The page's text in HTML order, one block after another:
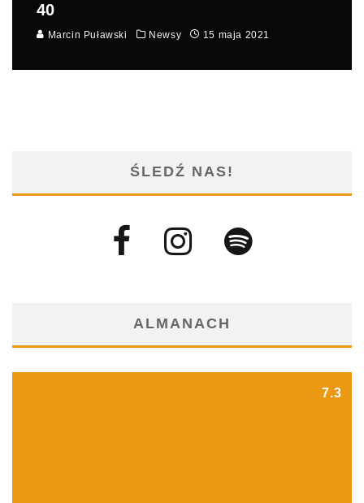
40
Marcin Puławski Newsy 15 maja 2021
ŚLEDŹ NAS!
ALMANACH
7.3